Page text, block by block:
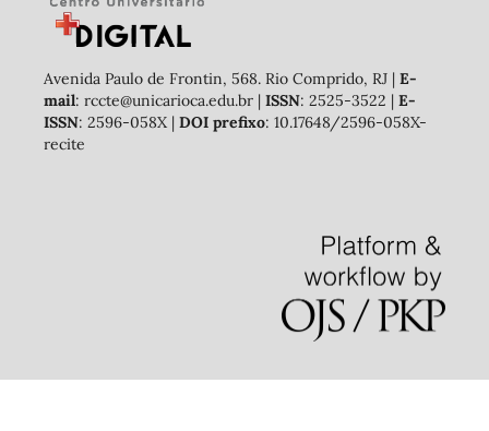
Avenida Paulo de Frontin, 568. Rio Comprido, RJ | E-
mail: rccte@unicarioca.edu.br | ISSN: 2525-3522 | E-
ISSN: 2596-058X | DOI prefixo: 10.17648/2596-058X-
recite